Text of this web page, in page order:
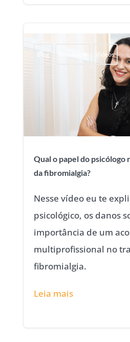
Blog Vídeos
Qual o papel do psicólogo
da fibromialgia?
Nesse vídeo eu te
psicológico, os danos
importância de um
multiprofissional no
fibromialgia.
Leia mais